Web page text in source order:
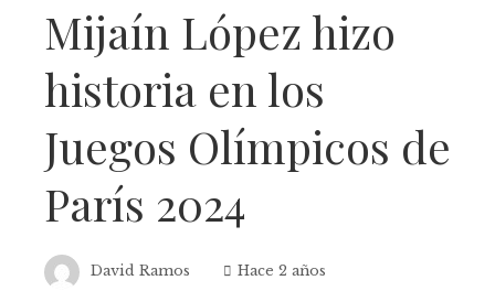
Mijaín López hizo
historia en los
Juegos Olímpicos de
París 2024
David Ramos Hace 2 años